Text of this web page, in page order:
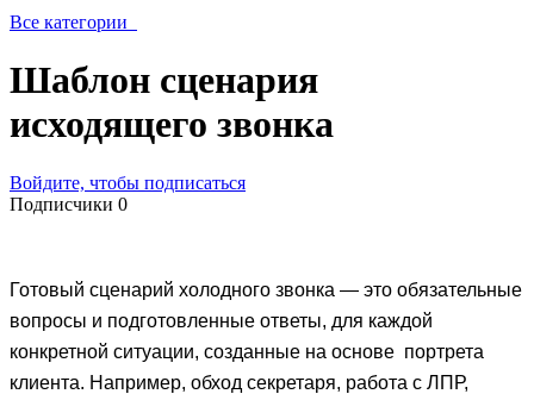
Все категории
Шаблон сценария
исходящего звонка
Войдите, чтобы подписаться
Подписчики 0
Готовый сценарий холодного звонка — это обязательные
вопросы и подготовленные ответы, для каждой
конкретной ситуации, созданные на основе портрета
клиента. Например, обход секретаря, работа с ЛПР,